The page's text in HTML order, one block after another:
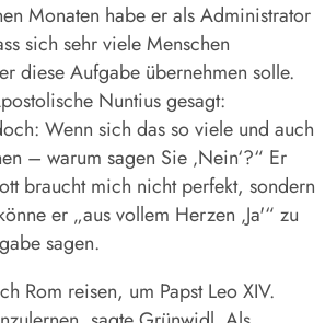
Monaten habe er als Administrator
sich sehr viele Menschen
diese Aufgabe übernehmen solle.
Nuntius gesagt:
Wenn sich das so viele und auch
– warum sagen Sie ‚Nein‘?“ Er
braucht mich nicht perfekt, sondern
er „aus vollem Herzen ‚Ja'“ zu
sagen.
Rom reisen, um Papst Leo XIV.